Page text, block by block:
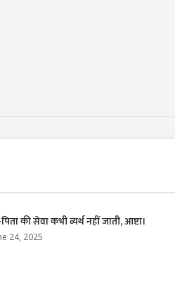
की सेवा कभी व्यर्थ नहीं जाती, आष्टा।
24, 2025